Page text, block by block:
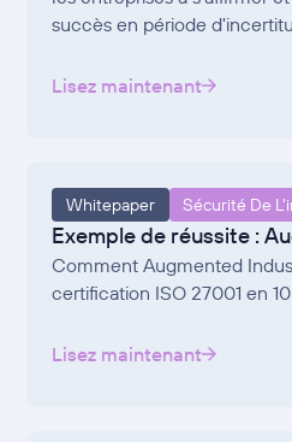
succès en période
Lisez maintenant
Whitepaper Sécurité De
Exemple de réussite :
Comment Augmented
certification ISO 27001 en
Lisez maintenant